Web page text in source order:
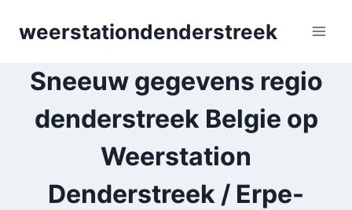
weerstationdenderstreek
Sneeuw gegevens regio
denderstreek Belgie op
Weerstation
Denderstreek / Erpe-